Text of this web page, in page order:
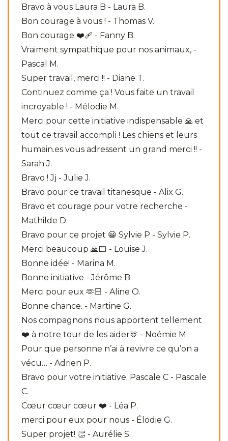
Bravo à vous Laura B - Laura B.
Bon courage à vous ! - Thomas V.
Bon courage ❤️‍🩹 - Fanny B.
Vraiment sympathique pour nos animaux, -
Pascal M.
Super travail, merci !! - Diane T.
Continuez comme ça ! Vous faite un travail
incroyable ! - Mélodie M.
Merci pour cette initiative indispensable 🙏 et
tout ce travail accompli ! Les chiens et leurs
humain.es vous adressent un grand merci !! -
Sarah J.
Bravo ! Jj - Julie J.
Bravo pour ce travail titanesque - Alix G.
Bravo et courage pour votre recherche -
Mathilde D.
Bravo pour ce projet 😀 Sylvie P - Sylvie P.
Merci beaucoup 🙏🏻 - Louise J.
Bonne idée! - Marina M.
Bonne initiative - Jérôme B.
Merci pour eux 🫶🏻 - Aline O.
Bonne chance. - Martine G.
Nos compagnons nous apportent tellement
❤️ à notre tour de les aider🫶 - Noémie M.
Pour que personne n’ai à revivre ce qu’on a
vécu… - Adrien P.
Bravo pour votre initiative. Pascale C - Pascale
C.
Cœur cœur cœur ❤️ - Léa P.
merci pour eux pour nous - Élodie G.
Super projet! 👏 - Aurélie S.